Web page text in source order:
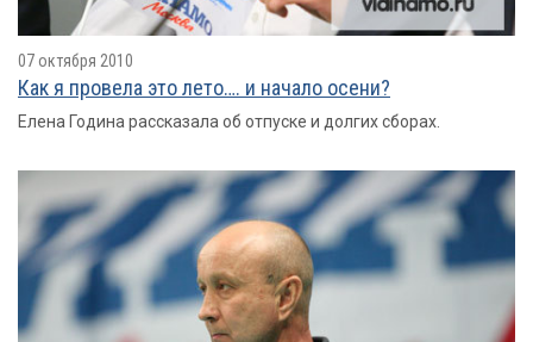
07 октября 2010
Как я провелa это лето…. и начало осени?
Елена Година рассказала об отпуске и долгих сборах.